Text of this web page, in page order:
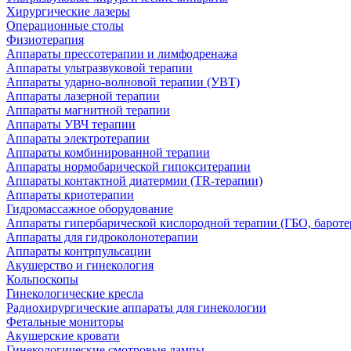
Хирургические лазеры
Операционные столы
Физиотерапия
Аппараты прессотерапии и лимфодренажа
Аппараты ультразвуковой терапии
Аппараты ударно-волновой терапии (УВТ)
Аппараты лазерной терапии
Аппараты магнитной терапии
Аппараты УВЧ терапии
Аппараты электротерапии
Аппараты комбинированной терапии
Аппараты нормобарической гипокситерапии
Аппараты контактной диатермии (TR-терапии)
Аппараты криотерапии
Гидромассажное оборудование
Аппараты гипербарической кислородной терапии (ГБО,
Аппараты для гидроколонотерапии
Аппараты контрпульсации
Акушерство и гинекология
Кольпоскопы
Гинекологические кресла
Радиохирургические аппараты для гинекологии
Фетальные мониторы
Акушерские кровати